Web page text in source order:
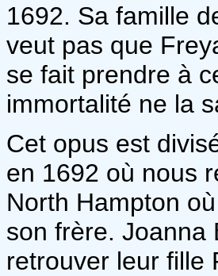
1692. Sa famille
veut pas que
se fait prendre à
immortalité ne la
Cet opus est
en 1692 où nous
North Hampton
son frère. Joanna
retrouver leur fille